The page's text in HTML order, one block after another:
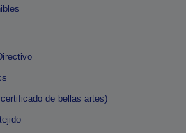
de bellas artes)